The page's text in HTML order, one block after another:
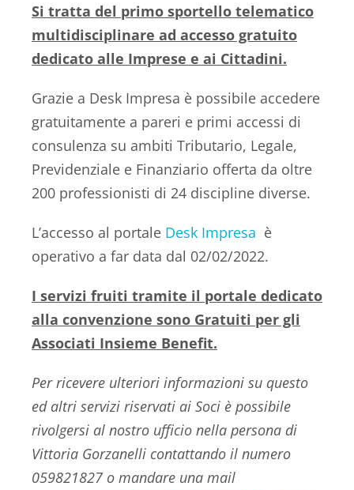
Si tratta del primo sportello telematico
multidisciplinare ad accesso gratuito
dedicato alle Imprese e ai Cittadini.
Grazie a Desk Impresa è possibile accedere
gratuitamente a pareri e primi accessi di
consulenza su ambiti Tributario, Legale,
Previdenziale e Finanziario offerta da oltre
200 professionisti di 24 discipline diverse.
L’accesso al portale Desk Impresa è
operativo a far data dal 02/02/2022.
I servizi fruiti tramite il portale dedicato
alla convenzione sono Gratuiti per gli
Associati Insieme Benefit.
Per ricevere ulteriori informazioni su questo
ed altri servizi riservati ai Soci è possibile
rivolgersi al nostro ufficio nella persona di
Vittoria Gorzanelli contattando il numero
059821827 o mandare una mail